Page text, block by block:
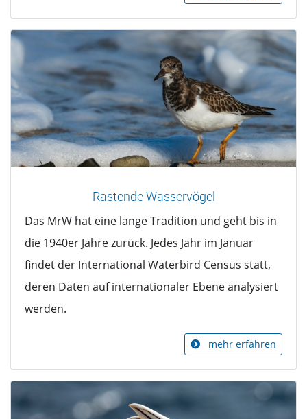
Rastende Wasservögel
Das MrW hat eine lange Tradition und geht bis in
die 1940er Jahre zurück. Jedes Jahr im Januar
findet der International Waterbird Census statt,
deren Daten auf internationaler Ebene analysiert
werden.
mehr erfahren